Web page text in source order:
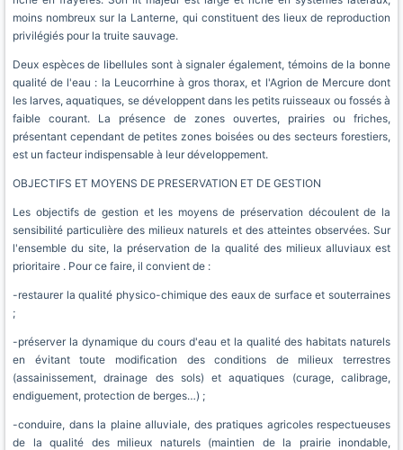
moins nombreux sur la Lanterne, qui constituent des lieux de reproduction
privilégiés pour la truite sauvage.
Deux espèces de libellules sont à signaler également, témoins de la bonne
qualité de l'eau : la Leucorrhine à gros thorax, et l'Agrion de Mercure dont
les larves, aquatiques, se développent dans les petits ruisseaux ou fossés à
faible courant. La présence de zones ouvertes, prairies ou friches,
présentant cependant de petites zones boisées ou des secteurs forestiers,
est un facteur indispensable à leur développement.
OBJECTIFS ET MOYENS DE PRESERVATION ET DE GESTION
Les objectifs de gestion et les moyens de préservation découlent de la
sensibilité particulière des milieux naturels et des atteintes observées. Sur
l'ensemble du site, la préservation de la qualité des milieux alluviaux est
prioritaire . Pour ce faire, il convient de :
-restaurer la qualité physico-chimique des eaux de surface et souterraines
;
-préserver la dynamique du cours d'eau et la qualité des habitats naturels
en évitant toute modification des conditions de milieux terrestres
(assainissement, drainage des sols) et aquatiques (curage, calibrage,
endiguement, protection de berges…) ;
-conduire, dans la plaine alluviale, des pratiques agricoles respectueuses
de la qualité des milieux naturels (maintien de la prairie inondable,